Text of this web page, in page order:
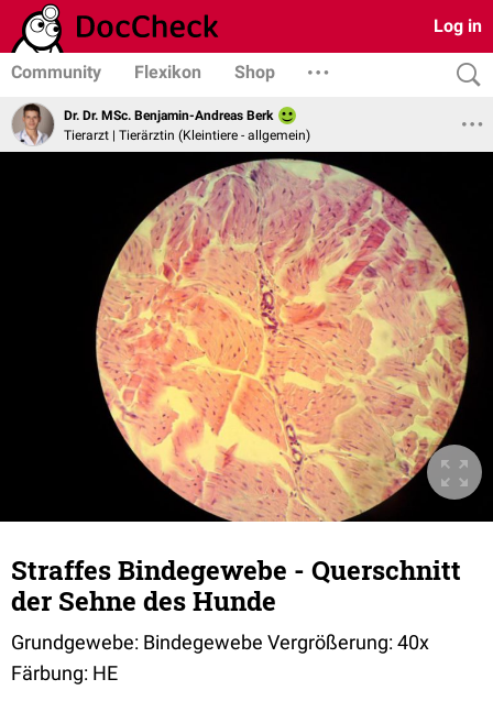
Log in
Community Flexikon Shop
Dr. Dr. MSc. Benjamin-Andreas Berk
Tierarzt | Tierärztin (Kleintiere - allgemein)
Straffes Bindegewebe - Querschnitt
der Sehne des Hunde
Grundgewebe: Bindegewebe Vergrößerung: 40x
Färbung: HE